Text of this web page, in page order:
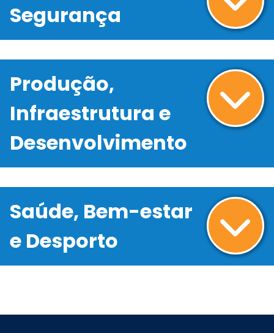
Segurança
Produção,
Infraestrutura e
Desenvolvimento
Saúde, Bem-estar
e Desporto